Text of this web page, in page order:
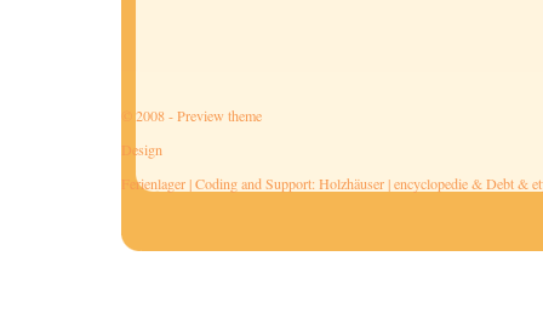
© 2008 - Preview theme
Design
Ferienlager| Coding and Support:Holzhäuser|encyclopedie&Debt&